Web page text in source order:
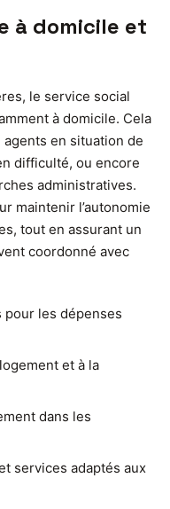
à domicile et
le service social
à domicile. Cela
agents en situation de
difficulté, ou encore
administratives.
maintenir l’autonomie
tout en assurant un
coordonné avec
les dépenses
et à la
dans les
services adaptés aux